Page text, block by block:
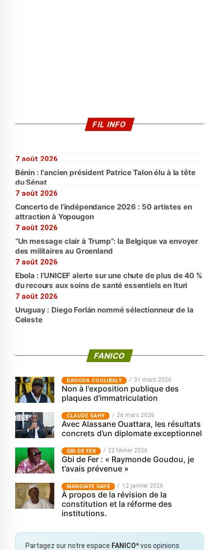
FIL INFO
7 août 2026
Bénin : l'ancien président Patrice Talon élu à la tête
du Sénat
7 août 2026
Concerto de l’indépendance 2026 : 50 artistes en
attraction à Yopougon
7 août 2026
“Un message clair à Trump”: la Belgique va envoyer
des militaires au Groenland
7 août 2026
Ebola : l’UNICEF alerte sur une chute de plus de 40 %
du recours aux soins de santé essentiels en Ituri
7 août 2026
Uruguay : Diego Forlán nommé sélectionneur de la
Celeste
FANICO
‎DAOUDA COULIBALY 31 mars 2026
Non à l'exposition publique des
plaques d'immatriculation
CLAUDE SAHY 26 mars 2026
Avec Alassane Ouattara, les résultats
concrets d’un diplomate exceptionnel
GBI DE FER 22 février 2026
Gbi de Fer : « Raymonde Goudou, je
t’avais prévenue »
MANDIAYE GAYE 12 janvier 2026
À propos de la révision de la
constitution et la réforme des
institutions.
Partagez sur notre espace FANICO*vos opinions